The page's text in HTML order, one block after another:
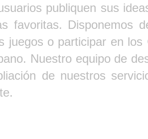
publiquen sus
favoritas. Disponemos
juegos o participar en
Nuestro equipo de
de nuestros